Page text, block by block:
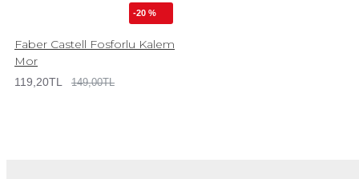
-20 %
Faber Castell Fosforlu Kalem
Mor
119,20TL 149,00TL